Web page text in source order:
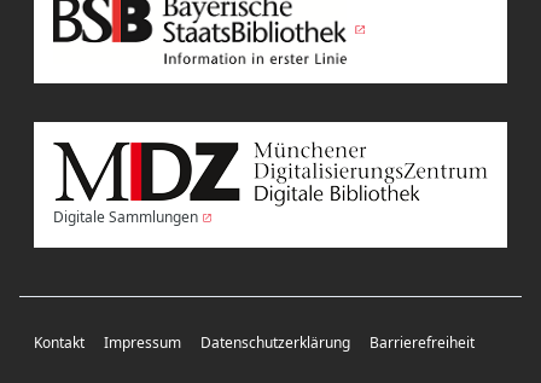
Digitale Sammlungen
Kontakt Impressum Datenschutzerklärung Barrierefreiheit